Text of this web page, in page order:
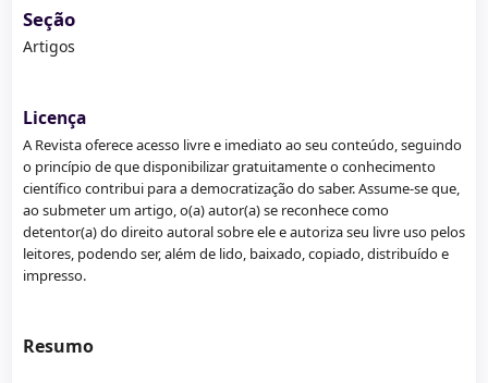
Seção
Artigos
Licença
A Revista oferece acesso livre e imediato ao seu conteúdo, seguindo
o princípio de que disponibilizar gratuitamente o conhecimento
científico contribui para a democratização do saber. Assume-se que,
ao submeter um artigo, o(a) autor(a) se reconhece como
detentor(a) do direito autoral sobre ele e autoriza seu livre uso pelos
leitores, podendo ser, além de lido, baixado, copiado, distribuído e
impresso.
Resumo